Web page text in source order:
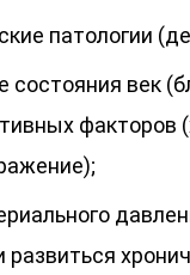
патологии
состояния век
факторов
развиться